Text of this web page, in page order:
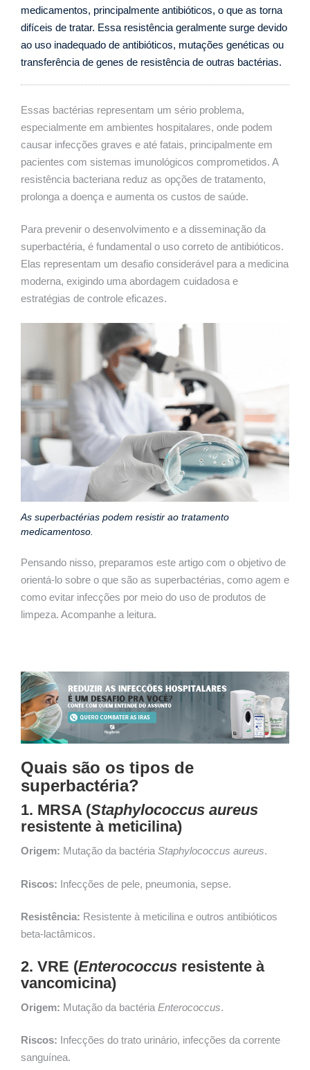
medicamentos, principalmente antibióticos, o que as torna
difíceis de tratar. Essa resistência geralmente surge devido
ao uso inadequado de antibióticos, mutações genéticas ou
transferência de genes de resistência de outras bactérias.
Essas bactérias representam um sério problema,
especialmente em ambientes hospitalares, onde podem
causar infecções graves e até fatais, principalmente em
pacientes com sistemas imunológicos comprometidos. A
resistência bacteriana reduz as opções de tratamento,
prolonga a doença e aumenta os custos de saúde.
Para prevenir o desenvolvimento e a disseminação da
superbactéria, é fundamental o uso correto de antibióticos.
Elas representam um desafio considerável para a medicina
moderna, exigindo uma abordagem cuidadosa e
estratégias de controle eficazes.
As superbactérias podem resistir ao tratamento
medicamentoso.
Pensando nisso, preparamos este artigo com o objetivo de
orientá-lo sobre o que são as superbactérias, como agem e
como evitar infecções por meio do uso de produtos de
limpeza. Acompanhe a leitura.
Quais são os tipos de
superbactéria?
1. MRSA (Staphylococcus aureus
resistente à meticilina)
Origem: Mutação da bactéria Staphylococcus aureus.
Riscos: Infecções de pele, pneumonia, sepse.
Resistência: Resistente à meticilina e outros antibióticos
beta-lactâmicos.
2. VRE (Enterococcus resistente à
vancomicina)
Origem: Mutação da bactéria Enterococcus.
Riscos: Infecções do trato urinário, infecções da corrente
sanguínea.